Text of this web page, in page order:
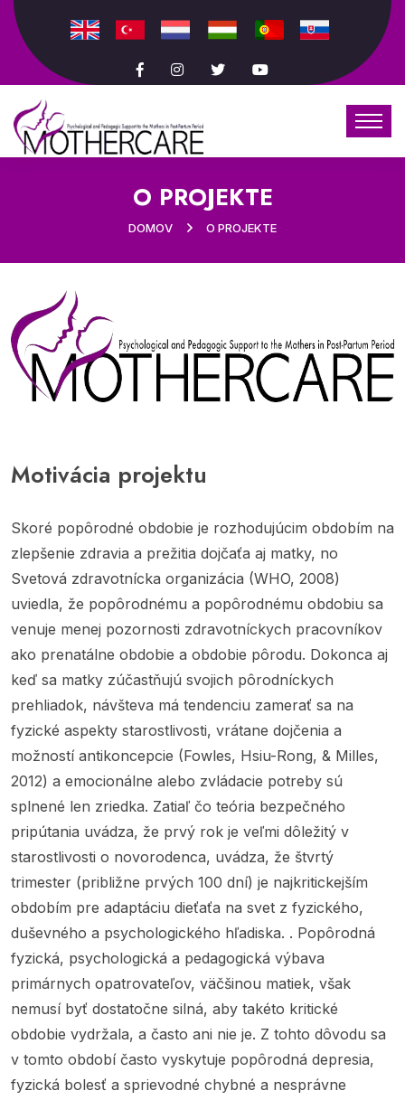
O PROJEKTE
DOMOV O PROJEKTE
Motivácia projektu
Skoré popôrodné obdobie je rozhodujúcim obdobím na
zlepšenie zdravia a prežitia dojčaťa aj matky, no
Svetová zdravotnícka organizácia (WHO, 2008)
uviedla, že popôrodnému a popôrodnému obdobiu sa
venuje menej pozornosti zdravotníckych pracovníkov
ako prenatálne obdobie a obdobie pôrodu. Dokonca aj
keď sa matky zúčastňujú svojich pôrodníckych
prehliadok, návšteva má tendenciu zamerať sa na
fyzické aspekty starostlivosti, vrátane dojčenia a
možností antikoncepcie (Fowles, Hsiu-Rong, & Milles,
2012) a emocionálne alebo zvládacie potreby sú
splnené len zriedka. Zatiaľ čo teória bezpečného
pripútania uvádza, že prvý rok je veľmi dôležitý v
starostlivosti o novorodenca, uvádza, že štvrtý
trimester (približne prvých 100 dní) je najkritickejším
obdobím pre adaptáciu dieťaťa na svet z fyzického,
duševného a psychologického hľadiska. . Popôrodná
fyzická, psychologická a pedagogická výbava
primárnych opatrovateľov, väčšinou matiek, však
nemusí byť dostatočne silná, aby takéto kritické
obdobie vydržala, a často ani nie je. Z tohto dôvodu sa
v tomto období často vyskytuje popôrodná depresia,
fyzická bolesť a sprievodné chybné a nesprávne